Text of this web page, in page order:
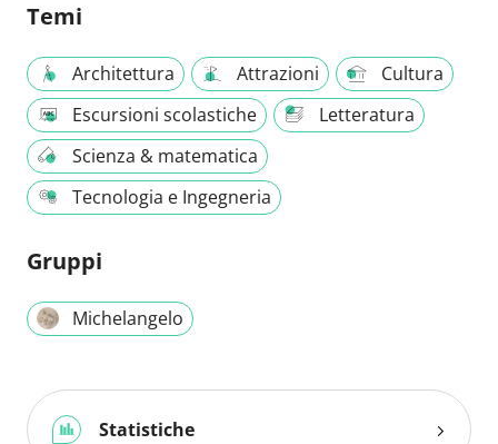
Temi
Architettura Attrazioni
Cultura
Escursioni scolastiche
Letteratura
Scienza & matematica
Tecnologia e Ingegneria
Gruppi
Michelangelo
Statistiche